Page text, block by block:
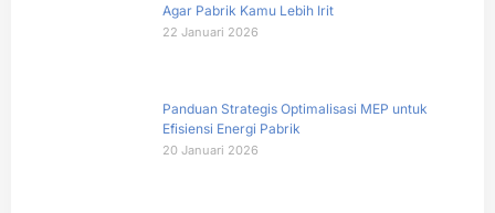
Agar Pabrik Kamu Lebih Irit
22 Januari 2026
Panduan Strategis Optimalisasi MEP untuk
Efisiensi Energi Pabrik
20 Januari 2026